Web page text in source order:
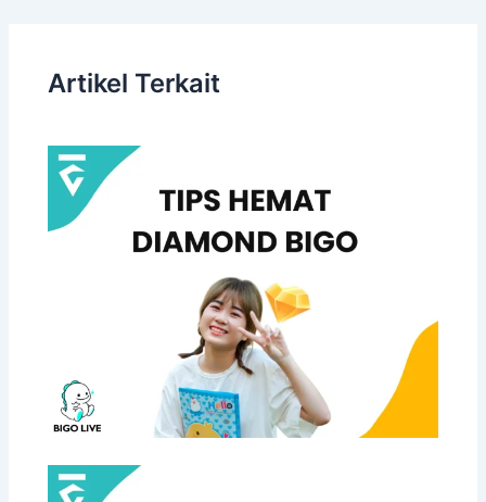
Artikel Terkait